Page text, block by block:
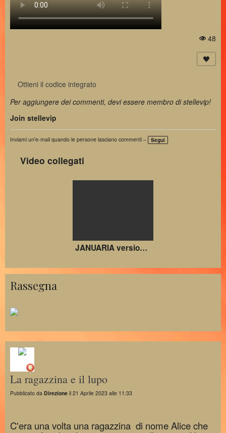
st
48
Ottieni il codice integrato
Per aggiungere dei commenti, devi essere membro di stellevip!
Join stellevip
Inviami un'e-mail quando le persone lasciano commenti – Segui
Video collegati
JANUARIA versione orchestra/swing - autore Jo Neri (dedicata alla Cantautrice)
Rassegna
La ragazzina e il lupo
Pubblicato da Direzione il 21 Aprile 2023 alle 11:33
C'era una volta una ragazzina di nome Alice che